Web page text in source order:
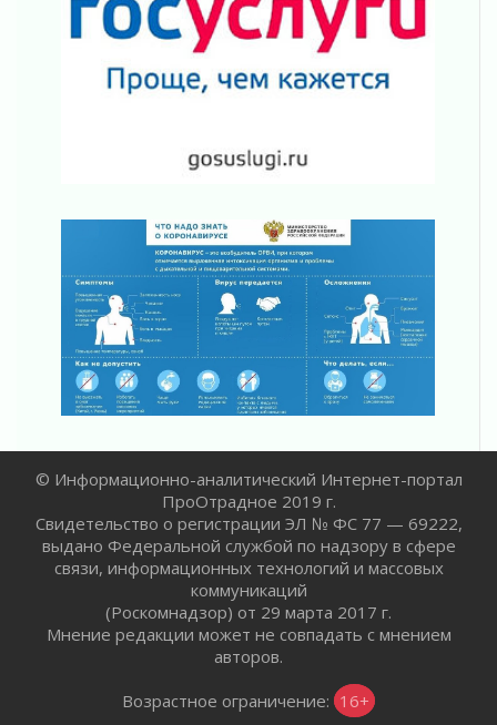
В Ивангороде появилась «Избушка-
воробушка»
Юхла, мука, кантеле и Водяной
летию Билибина
Лето без гаджетов
01 августа 2026
Болезнь девственниц и вампиров
01 августа 2026
Безмолвный крик о помощи
01 августа 2026
01 августа 2026
Без заявлений и очередей
Не женское это дело...уверены?
01 августа 2026
01 августа 2026
Айда на пляж!
Один в поле — не воин
© Информационно-аналитический Интернет-портал
ПроОтрадное 2019 г.
Свидетельство о регистрации ЭЛ № ФС 77 — 69222,
выдано Федеральной службой по надзору в сфере
связи, информационных технологий и массовых
коммуникаций
(Роскомнадзор) от 29 марта 2017 г.
Мнение редакции может не совпадать с мнением
авторов.
Возрастное ограничение: 16+